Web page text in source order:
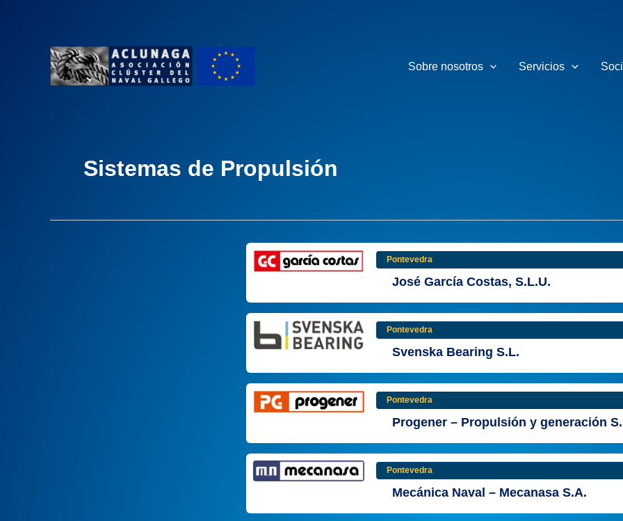
Sobre nosotros
Servicios
Sistemas de Propulsión
Pontevedra
José García Costas, S.L.U.
Pontevedra
Svenska Bearing S.L.
Pontevedra
Progener – Propulsión y generación
Pontevedra
Mecánica Naval – Mecanasa S.A.